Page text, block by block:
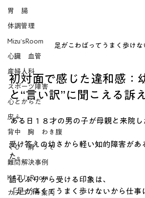
胃 腸
体調管理
Mizu’sRoom
心臓 血管
産婦人科
スポーツ障害
心とからだ
皮ふ
背中 胸 わき腹
くび 肩 うで
難問解決事例
KAZU’sRoom
カテゴリー案内
足がこわばってうまく歩けな
初対面で感じた違和感：
と“言い訳”に聞こえる訴
ある日１８才の男の子が母親と来院し
受け答えの幼さから軽い知的障害があ
た。
話しぶりから受ける印象は、
「足が痛くてうまく歩けないから仕事